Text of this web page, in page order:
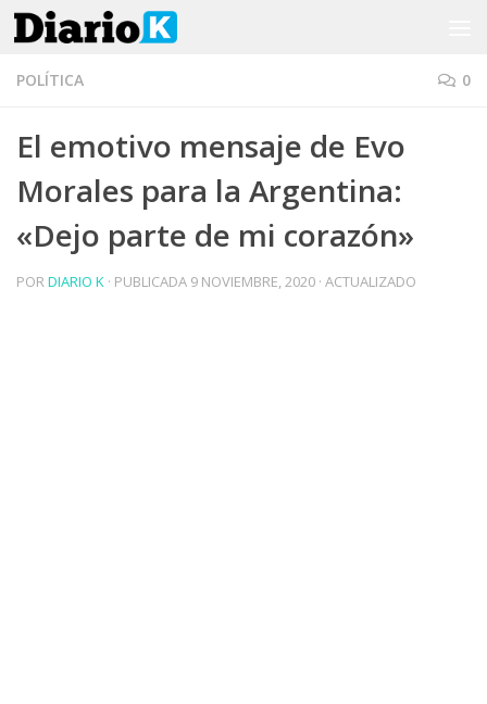
Saltar al contenido
POLÍTICA 0
El emotivo mensaje de Evo
Morales para la Argentina:
«Dejo parte de mi corazón»
PORDIARIO K · PUBLICADA 9 NOVIEMBRE, 2020 · ACTUALIZADO